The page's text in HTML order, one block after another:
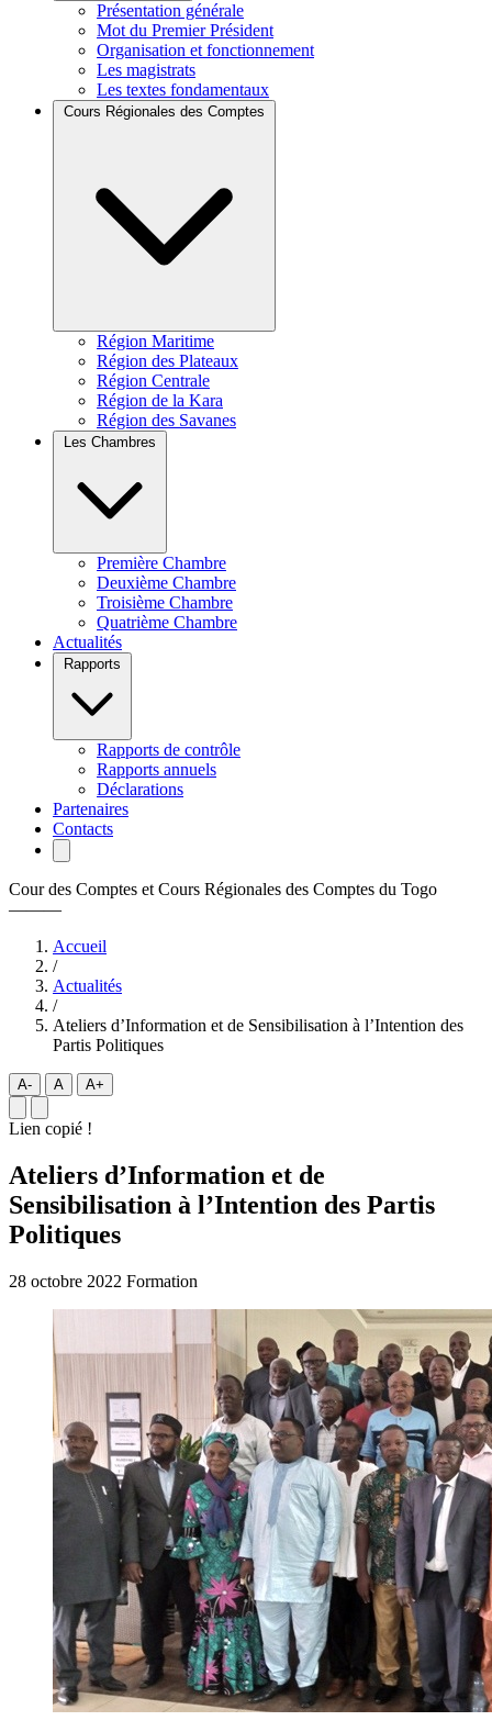
Présentation générale
Mot du Premier Président
Organisation et fonctionnement
Les magistrats
Les textes fondamentaux
Région Maritime
Région des Plateaux
Région Centrale
Région de la Kara
Région des Savanes
Première Chambre
Deuxième Chambre
Troisième Chambre
Quatrième Chambre
Actualités
Rapports de contrôle
Rapports annuels
Déclarations
Partenaires
Contacts
Cour des Comptes et Cours Régionales des Comptes du Togo
———
Accueil
/
Actualités
/
Ateliers d’Information et de Sensibilisation à l’Intention des
Partis Politiques
A- A A+
Lien copié !
Ateliers d’Information et de
Sensibilisation à l’Intention des Partis
Politiques
28 octobre 2022 Formation